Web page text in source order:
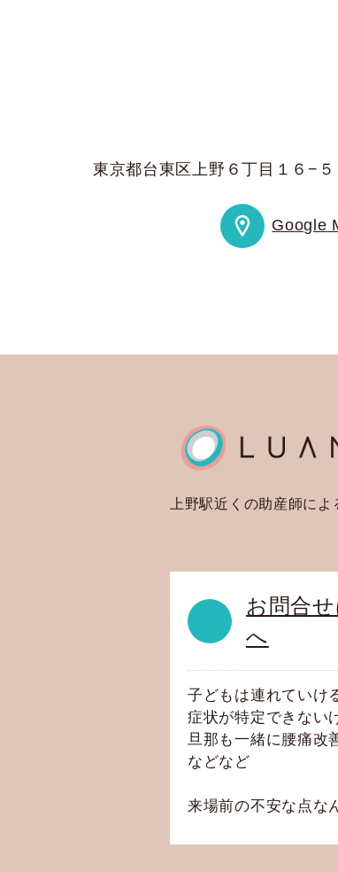
東京都台東区上野６丁目１６−
Google
上野駅近くの助産師によ
お問合
へ
子どもは連れていけ
症状が特定できない
旦那も一緒に腰痛改
などなど
来場前の不安な点な